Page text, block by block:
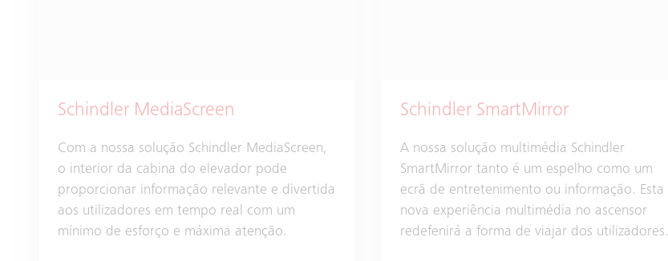
Schindler MediaScreen
Com a nossa solução Schindler MediaScreen,
o interior da cabina do elevador pode
proporcionar informação relevante e divertida
aos utilizadores em tempo real com um
mínimo de esforço e máxima atenção.
Schindler SmartMirror
A nossa solução multimédia Schindler
SmartMirror tanto é um espelho como um
ecrã de entretenimento ou informação. Esta
nova experiência multimédia no ascensor
redefenirá a forma de viajar dos utilizadores.